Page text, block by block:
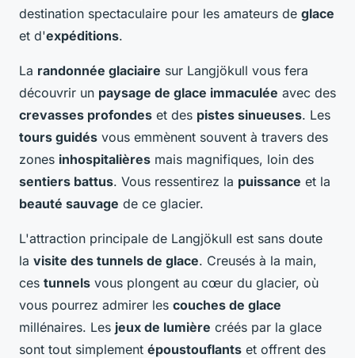
destination spectaculaire pour les amateurs de glace
et d'expéditions.
La randonnée glaciaire sur Langjökull vous fera
découvrir un paysage de glace immaculée avec des
crevasses profondes et des pistes sinueuses. Les
tours guidés vous emmènent souvent à travers des
zones inhospitalières mais magnifiques, loin des
sentiers battus. Vous ressentirez la puissance et la
beauté sauvage de ce glacier.
L'attraction principale de Langjökull est sans doute
la visite des tunnels de glace. Creusés à la main,
ces tunnels vous plongent au cœur du glacier, où
vous pourrez admirer les couches de glace
millénaires. Les jeux de lumière créés par la glace
sont tout simplement époustouflants et offrent des